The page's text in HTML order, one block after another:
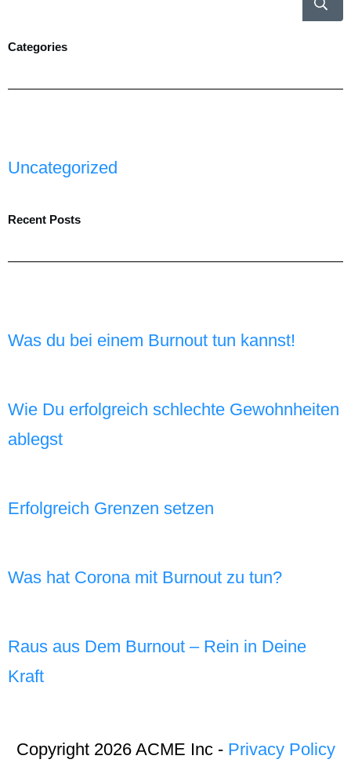
Categories
Uncategorized
Recent Posts
Was du bei einem Burnout tun kannst!
Wie Du erfolgreich schlechte Gewohnheiten
ablegst
Erfolgreich Grenzen setzen
Was hat Corona mit Burnout zu tun?
Raus aus Dem Burnout – Rein in Deine
Kraft
Copyright 2026 ACME Inc - Privacy Policy